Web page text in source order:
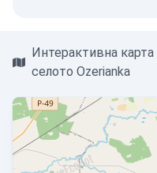
Интерактивна
селото Ozerianka